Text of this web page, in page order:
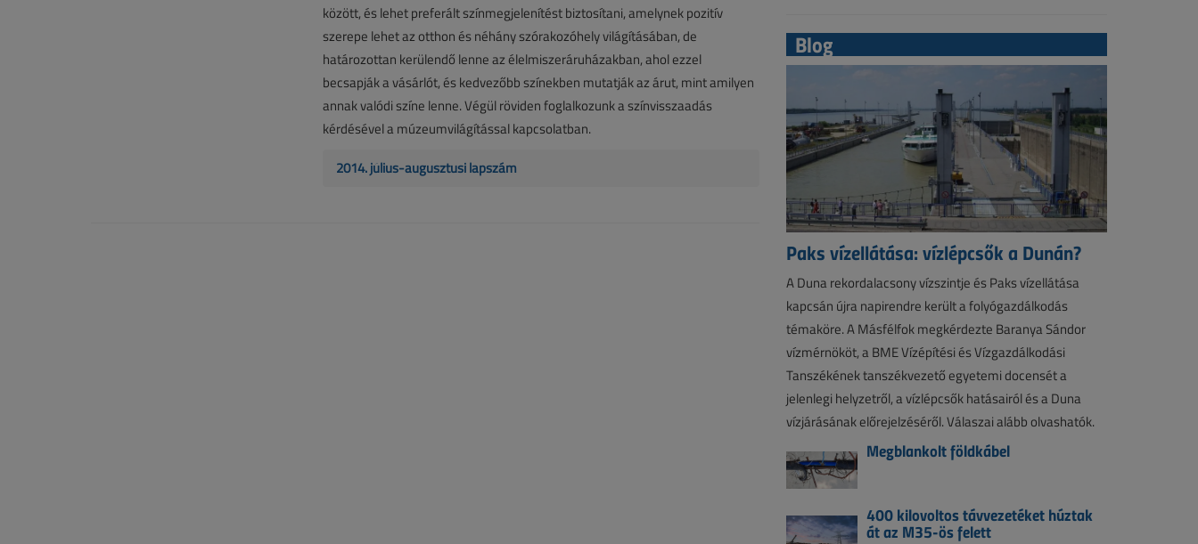
között, és lehet preferált színmegjelenítést biztosítani, amelynek pozitív
szerepe lehet az otthon és néhány szórakozóhely világításában, de
határozottan kerülendő lenne az élelmiszeráruházakban, ahol ezzel
becsapják a vásárlót, és kedvezőbb színekben mutatják az árut, mint amilyen
annak valódi színe lenne. Végül röviden foglalkozunk a színvisszaadás
kérdésével a múzeumvilágítással kapcsolatban.
2014. július-augusztusi lapszám
Blog
Paks vízellátása: vízlépcsők a Dunán?
A Duna rekordalacsony vízszintje és Paks vízellátása
kapcsán újra napirendre került a folyógazdálkodás
témaköre. A Másfélfok megkérdezte Baranya Sándor
vízmérnököt, a BME Vízépítési és Vízgazdálkodási
Tanszékének tanszékvezető egyetemi docensét a
jelenlegi helyzetről, a vízlépcsők hatásairól és a Duna
vízjárásának előrejelzéséről. Válaszai alább olvashatók.
Megblankolt földkábel
400 kilovoltos távvezetéket húztak
át az M35-ös felett